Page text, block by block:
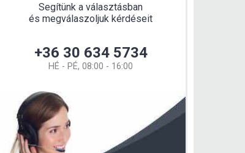
Segítünk a választásban
és megválaszoljuk kérdéseit
+36 30 634 5734
HÉ - PÉ, 08:00 - 16:00